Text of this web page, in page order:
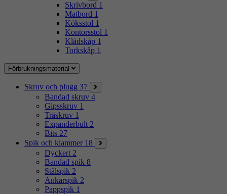
Skrivbord 1
Matbord 1
Köksstol 1
Kontorsstol 1
Klädskåp 1
Torkskåp 1
Förbrukningsmaterial
Skruv och plugg 37
Bandad skruv 4
Gipsskruv 1
Träskruv 1
Expanderbult 2
Bits 27
Spik och klammer 18
Dyckert 2
Bandad spik 8
Stålspik 2
Ankarspik 2
Pappspik 1